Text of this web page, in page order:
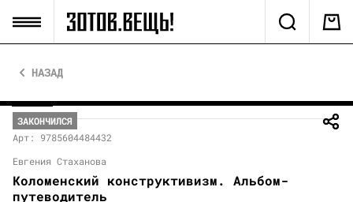
НАЗАД
ЗАКОНЧИЛСЯ
Арт: 9785604484432
Евгения Стаханова
Коломенский конструктивизм. Альбом-
путеводитель